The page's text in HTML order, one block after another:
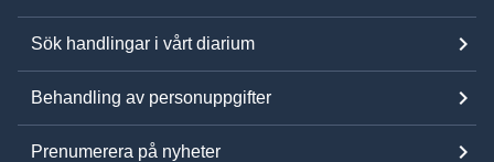
Sök handlingar i vårt diarium
Behandling av personuppgifter
Prenumerera på nyheter